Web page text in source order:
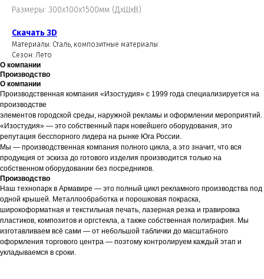
Размеры: 300х100х1500мм (ДхШхВ)
Скачать 3D
Материалы: Сталь, композитные материалы
Сезон: Лето
О компании
Производство
О компании
Производственная компания «Изостудия» с 1999 года специализируется на
производстве
элементов городской среды, наружной рекламы и оформлении мероприятий.
«Изостудия» — это собственный парк новейшего оборудования, это
репутация бесспорного лидера на рынке Юга России.
Мы — производственная компания полного цикла, а это значит, что вся
продукция от эскиза до готового изделия производится только на
собственном оборудовании без посредников.
Производство
Наш технопарк в Армавире — это полный цикл рекламного производства под
одной крышей. Металлообработка и порошковая покраска,
широкоформатная и текстильная печать, лазерная резка и гравировка
пластиков, композитов и оргстекла, а также собственная полиграфия. Мы
изготавливаем всё сами — от небольшой таблички до масштабного
оформления торгового центра — поэтому контролируем каждый этап и
укладываемся в сроки.